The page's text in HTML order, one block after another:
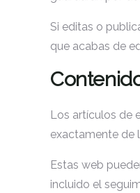
Si editas o
que acabas de
Los artículos de
exactamente de
Estas web
incluido el